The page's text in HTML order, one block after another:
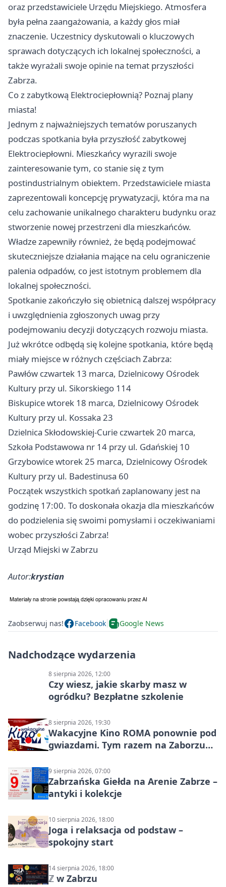
oraz przedstawiciele Urzędu Miejskiego. Atmosfera
była pełna zaangażowania, a każdy głos miał
znaczenie. Uczestnicy dyskutowali o kluczowych
sprawach dotyczących ich lokalnej społeczności, a
także wyrażali swoje opinie na temat przyszłości
Zabrza.
Co z zabytkową Elektrociepłownią? Poznaj plany
miasta!
Jednym z najważniejszych tematów poruszanych
podczas spotkania była przyszłość zabytkowej
Elektrociepłowni. Mieszkańcy wyrazili swoje
zainteresowanie tym, co stanie się z tym
postindustrialnym obiektem. Przedstawiciele miasta
zaprezentowali koncepcję prywatyzacji, która ma na
celu zachowanie unikalnego charakteru budynku oraz
stworzenie nowej przestrzeni dla mieszkańców.
Władze zapewniły również, że będą podejmować
skuteczniejsze działania mające na celu ograniczenie
palenia odpadów, co jest istotnym problemem dla
lokalnej społeczności.
Spotkanie zakończyło się obietnicą dalszej współpracy
i uwzględnienia zgłoszonych uwag przy
podejmowaniu decyzji dotyczących rozwoju miasta.
Już wkrótce odbędą się kolejne spotkania, które będą
miały miejsce w różnych częściach Zabrza:
Pawłów czwartek 13 marca, Dzielnicowy Ośrodek
Kultury przy ul. Sikorskiego 114
Biskupice wtorek 18 marca, Dzielnicowy Ośrodek
Kultury przy ul. Kossaka 23
Dzielnica Skłodowskiej-Curie czwartek 20 marca,
Szkoła Podstawowa nr 14 przy ul. Gdańskiej 10
Grzybowice wtorek 25 marca, Dzielnicowy Ośrodek
Kultury przy ul. Badestinusa 60
Początek wszystkich spotkań zaplanowany jest na
godzinę 17:00. To doskonała okazja dla mieszkańców
do podzielenia się swoimi pomysłami i oczekiwaniami
wobec przyszłości Zabrza!
Urząd Miejski w Zabrzu
Autor:krystian
Zaobserwuj nas! Facebook Google News
Nadchodzące wydarzenia
8 sierpnia 2026, 12:00
Czy wiesz, jakie skarby masz w
ogródku? Bezpłatne szkolenie
8 sierpnia 2026, 19:30
Wakacyjne Kino ROMA ponownie pod
gwiazdami. Tym razem na Zaborzu
9 sierpnia 2026, 07:00
Zabrzańska Giełda na Arenie Zabrze –
antyki i kolekcje
10 sierpnia 2026, 18:00
Joga i relaksacja od podstaw –
spokojny start
14 sierpnia 2026, 18:00
ℤ w Zabrzu